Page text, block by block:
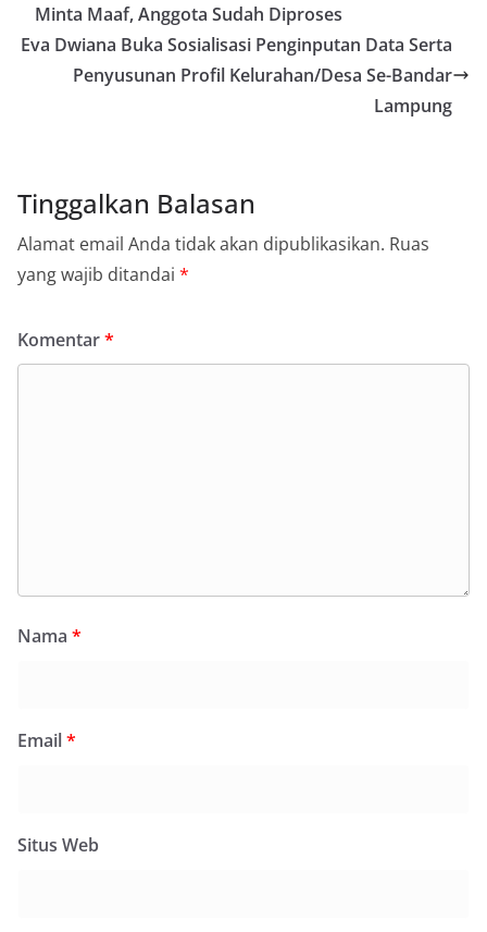
Minta Maaf, Anggota Sudah Diproses
Eva Dwiana Buka Sosialisasi Penginputan Data Serta
Penyusunan Profil Kelurahan/Desa Se-Bandar
Lampung
Tinggalkan Balasan
Alamat email Anda tidak akan dipublikasikan. Ruas
yang wajib ditandai *
Komentar*
Nama *
Email*
Situs Web